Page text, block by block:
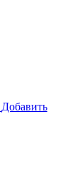
Добавить